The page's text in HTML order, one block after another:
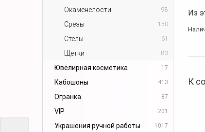
Окаменелости
98
Срезы 150
Стелы 61
Щетки 83
Ювелирная косметика 17
Кабошоны 413
Огранка 87
VIP 201
Украшения ручной работы 1017
Из
К